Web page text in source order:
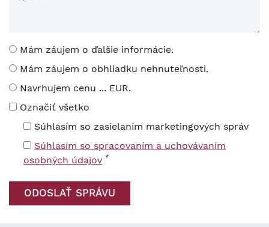
Mám záujem o ďalšie informácie.
Mám záujem o obhliadku nehnuteľnosti.
Navrhujem cenu ... EUR.
Označiť všetko
Súhlasím so zasielaním marketingových správ
Súhlasím so spracovaním a uchovávaním
osobných údajov *